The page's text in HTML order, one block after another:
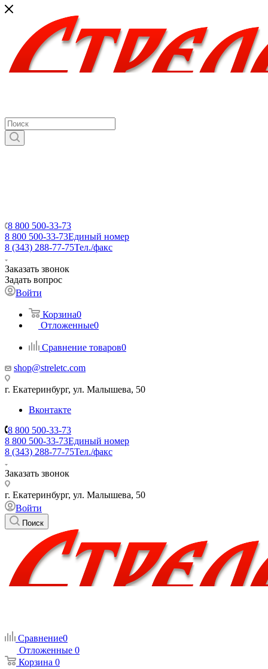
8 800 500-33-73
8 800 500-33-73Единый номер
8 (343) 288-77-75Тел./факс
Заказать звонок
Задать вопрос
Войти
Корзина0
Отложенные0
Сравнение товаров0
shop@streletc.com
г. Екатеринбург, ул. Малышева, 50
Вконтакте
8 800 500-33-73
8 800 500-33-73Единый номер
8 (343) 288-77-75Тел./факс
Заказать звонок
г. Екатеринбург, ул. Малышева, 50
Войти
Поиск
Сравнение0
Отложенные 0
Корзина 0